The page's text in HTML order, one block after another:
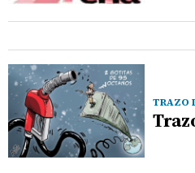
TRAZO